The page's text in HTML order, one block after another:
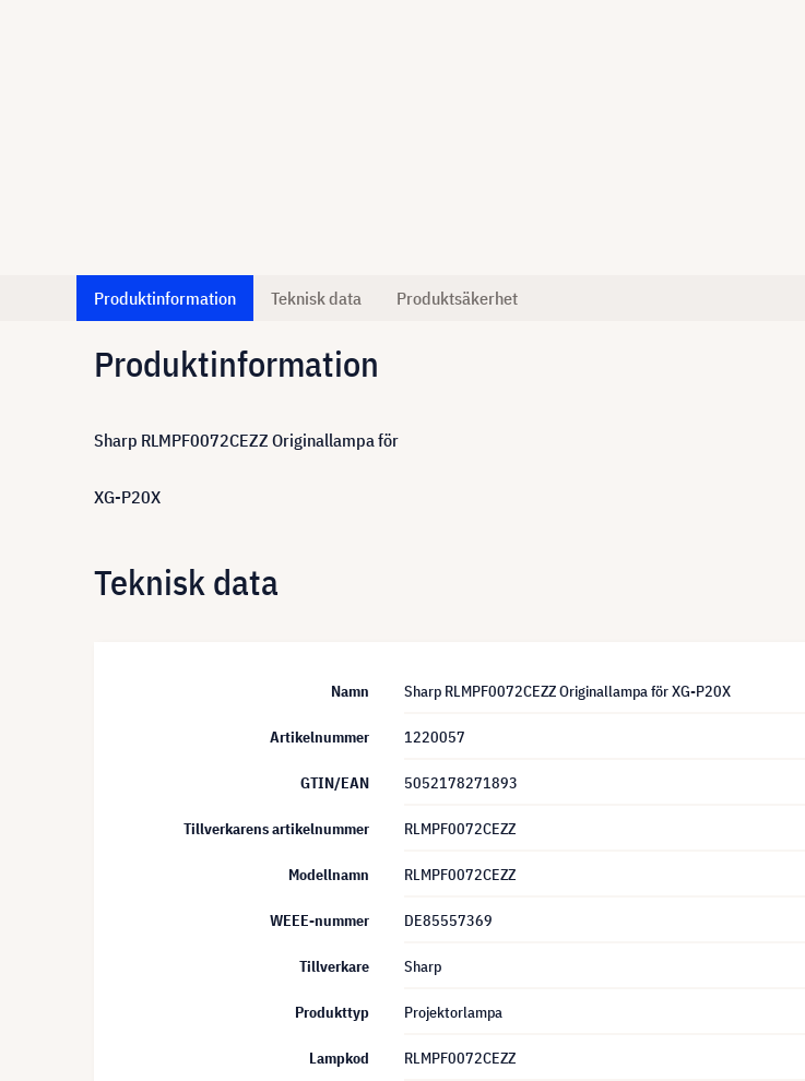
Produktinformation Teknisk data Produktsäkerhet
Produktinformation
Sharp RLMPF0072CEZZ Originallampa för
XG-P20X
Teknisk data
Namn Sharp RLMPF0072CEZZ Originallampa för XG-P20X
Artikelnummer 1220057
GTIN/EAN 5052178271893
Tillverkarens artikelnummer RLMPF0072CEZZ
Modellnamn RLMPF0072CEZZ
WEEE-nummer DE85557369
Tillverkare Sharp
Produkttyp Projektorlampa
Lampkod RLMPF0072CEZZ